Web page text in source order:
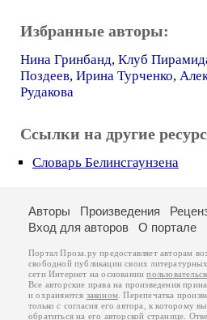
Избранные авторы:
Нина Гринбанд, Клуб
Поздеев, Ирина Турченко,
Рудакова
Ссылки на другие
Словарь Белинсгаунзена
Авторы Произведения
Вход для авторов
О портале
Портал Проза.ру предоставляет авторам
свободной публикации своих
сети Интернет на основании
Все авторские права на произведения
и охраняются законом . Перепечатка
только с согласия его автора, к которому
обратиться на его авторской странице.